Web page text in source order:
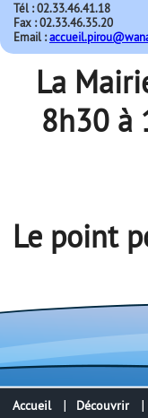
Tél : 02.33.46.41.18
Fax : 02.33.46.35.20
Email :
La
8h30 à
Le point
Accueil
Découvrir